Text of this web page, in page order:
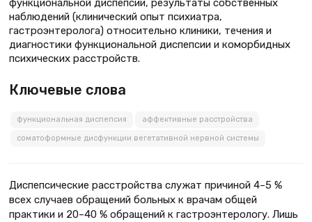
функциональной диспепсии, результаты собственных
наблюдений (клинический опыт психиатра,
гастроэнтеролога) относительно клиники, течения и
диагностики функциональной диспепсии и коморбидных
психических расстройств.
Ключевые слова
функциональная диспепсия аффективные расстройства
соматоформные дисфункции вегетативной нервной системы
Диспепсические расстройства служат причиной 4–5 %
всех случаев обращений боль­ных к врачам общей
практики и 20–40 % обращений к гастроэнтерологу. Лишь